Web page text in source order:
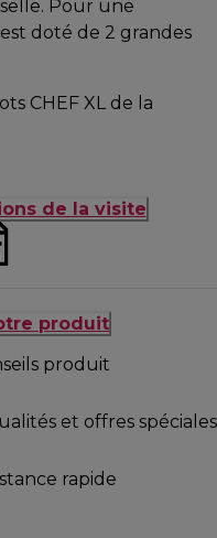
Pour une
doté de 2 grandes
CHEF XL de la
de la visite
produit
produit
et offres spéciales
rapide